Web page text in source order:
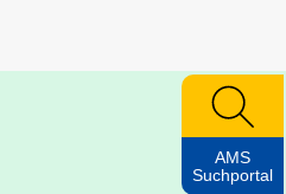
AMS
Suchportal